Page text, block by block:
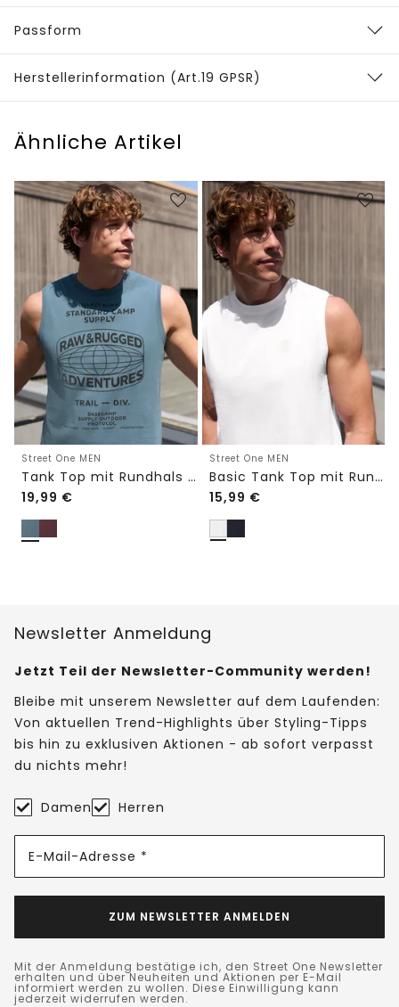
Passform
Herstellerinformation (Art.19 GPSR)
Ähnliche Artikel
Street One MEN
Tank Top mit Rundhals und Fotoprint
19,99 €
Street One MEN
Basic Tank Top mit Rundhals
15,99 €
Newsletter Anmeldung
Jetzt Teil der Newsletter-Community werden!
Bleibe mit unserem Newsletter auf dem Laufenden:
Von aktuellen Trend-Highlights über Styling-Tipps
bis hin zu exklusiven Aktionen - ab sofort verpasst
du nichts mehr!
Damen Herren
E-Mail-Adresse *
ZUM NEWSLETTER ANMELDEN
Mit der Anmeldung bestätige ich, den Street One Newsletter
erhalten und über Neuheiten und Aktionen per E-Mail
informiert werden zu wollen. Diese Einwilligung kann
jederzeit widerrufen werden.